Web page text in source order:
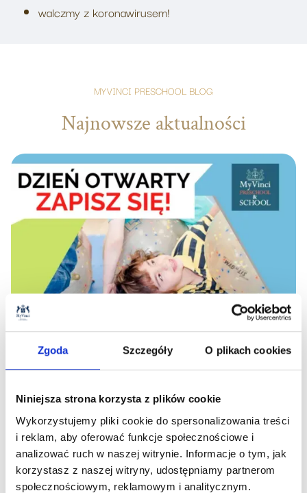
Zgoda Szczegóły O plikach cookies
Niniejsza strona korzysta z plików cookie
Wykorzystujemy pliki cookie do spersonalizowania treści
i reklam, aby oferować funkcje społecznościowe i
analizować ruch w naszej witrynie. Informacje o tym, jak
korzystasz z naszej witryny, udostępniamy partnerom
społecznościowym, reklamowym i analitycznym.
walczmy z koronawirusem!
MYVINCI PRESCHOOL BLOG
Najnowsze aktualności
05.2024
Czytaj więcej